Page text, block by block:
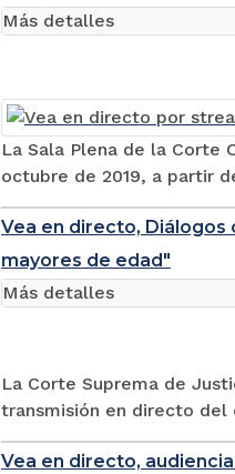
La Sala Plena de la Corte
octubre de 2019, a partir
Más detalles
Vea en directo, Diálogos
mayores de edad"
La Corte Suprema de
transmisión en directo del
Más detalles
Vea en directo,